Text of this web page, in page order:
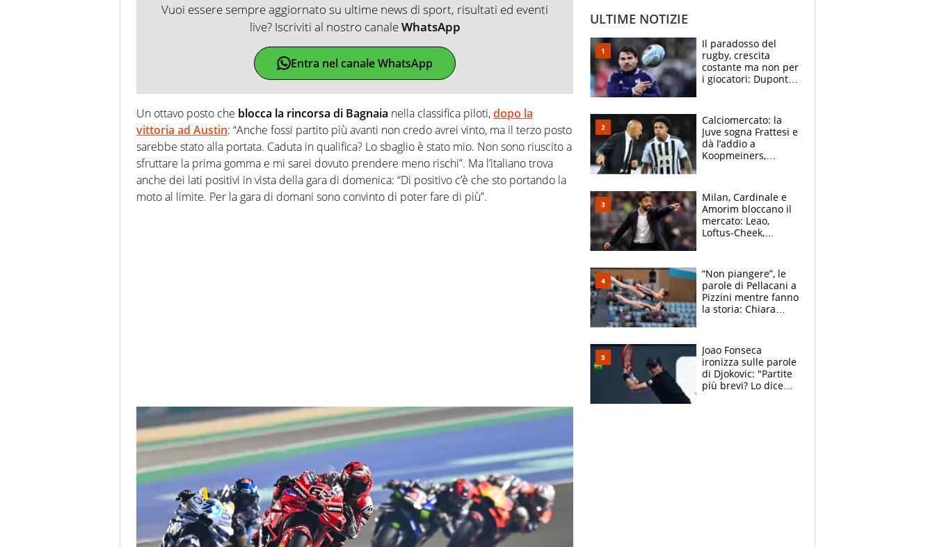
Vuoi essere sempre aggiornato su ultime news di sport, risultati ed eventi
live? Iscriviti al nostro canaleWhatsApp
Entra nel canale WhatsApp
Un ottavo posto che blocca la rincorsa di Bagnaia nella classifica piloti,dopo la
vittoria ad Austin: “Anche fossi partito più avanti non credo avrei vinto, ma il terzo posto
sarebbe stato alla portata. Caduta in qualifica? Lo sbaglio è stato mio. Non sono riuscito a
sfruttare la prima gomma e mi sarei dovuto prendere meno rischi”. Ma l’italiano trova
anche dei lati positivi in vista della gara di domenica: “Di positivo c’è che sto portando la
moto al limite. Per la gara di domani sono convinto di poter fare di più”.
ULTIME NOTIZIE
Il paradosso del
rugby, crescita
costante ma non per
i giocatori: Dupont
solo 1,4 milioni
all'anno
Calciomercato: la
Juve sogna Frattesi e
dà l’addio a
Koopmeiners,
scatenata
Milan, Cardinale e
Amorim bloccano il
mercato: Leao,
Loftus-Cheek,
Soulè e Osorio nel
mirino
“Non piangere”, le
parole di Pellacani a
Pizzini mentre fanno
la storia: Chiara
Joao Fonseca
ironizza sulle parole
di Djokovic: "Partite
più brevi? Lo dice